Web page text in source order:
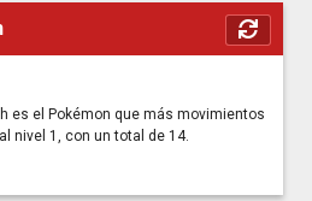
es el Pokémon que más movimientos
nivel 1, con un total de 14.